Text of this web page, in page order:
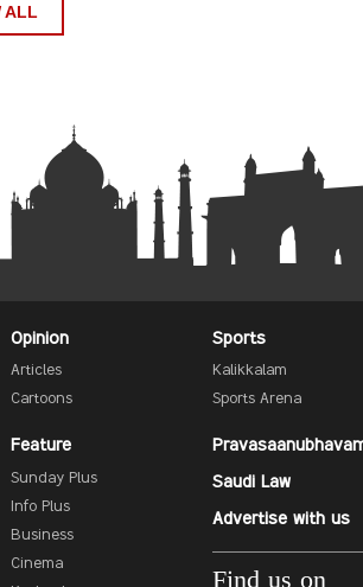
ALL
Opinion
Articles
Cartoons
Feature
Sunday Plus
Info Plus
Business
Cinema
Sports
Kalikkalam
Sports Arena
Saudi Law
Advertise with us